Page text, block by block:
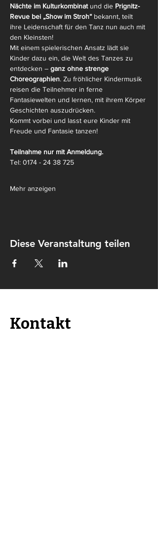
Nächte im Kulturkombinat und die Prignitz-
Revue bei „Show im Stroh“ bekannt, teilt
ihre Leidenschaft für den Tanz nun auch mit
den Kleinsten!
Mit einem spielerischen Ansatz lädt sie
Kinder dazu ein, die Welt des Tanzes zu
entdecken – ganz ohne strenge
Choreographien. Zu fröhlicher Kindermusik
reisen die Teilnehmer in ferne
Fantasiewelten und lernen, mit ihrem Körper
Geschichten auszudrücken.
Kommt vorbei und lasst eure Kinder mit
Freude und Fantasie tanzen!
Teilnahme nur mit Anmeldung.
Tel: 0174 - 24 38 725
Mehr anzeigen
Diese Veranstaltung teilen
Kontakt